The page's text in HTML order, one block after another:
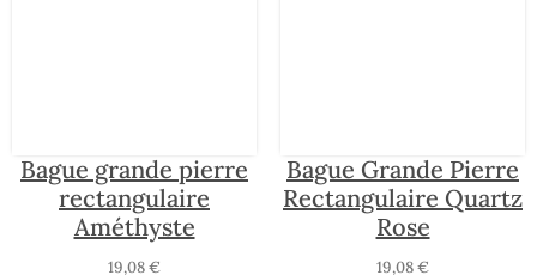
Bague grande pierre
rectangulaire
Améthyste
19,08€
Bague Grande Pierre
Rectangulaire Quartz
Rose
19,08€